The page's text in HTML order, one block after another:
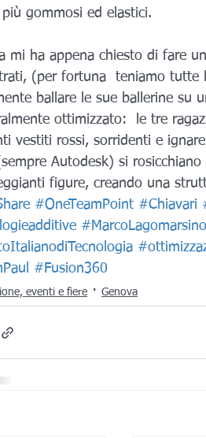
gommosi ed elastici.
(per fortuna  teniamo
ballare le sue ballerine su
ottimizzato:  le tre
vestiti rossi, sorridenti e
Autodesk) si
figure, creando una
#OneTeamPoint #Chiavari
#MarcoLagomarsino
#Fusion360
eventi e fiere Genova